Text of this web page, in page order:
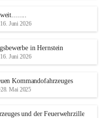
16. Juni 2026
in Hernstein
16. Juni 2026
Kommandofahrzeuges
28. Mai 2025
und der Feuerwehrzille